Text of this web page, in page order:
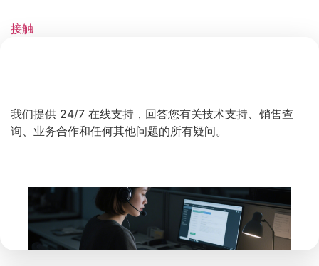
接触
我们提供 24/7 在线支持，回答您有关技术支持、销售查
询、业务合作和任何其他问题的所有疑问。